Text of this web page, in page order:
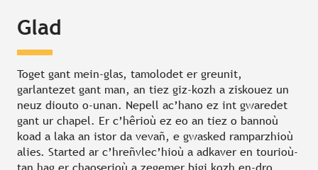
Glad
Toget gant mein-glas, tamolodet er greunit,
garlantezet gant man, an tiez giz-kozh a ziskouez un
neuz diouto o-unan. Nepell ac’hano ez int gwaredet
gant ur chapel. Er c’hêrioù ez eo an tiez o bannoù
koad a laka an istor da vevañ, e gwasked ramparzhioù
alies. Started ar c’hreñvlec’hioù a adkaver en tourioù-